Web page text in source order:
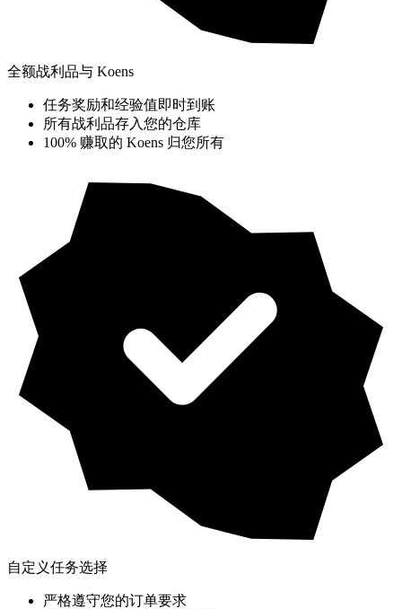
全额战利品与 Koens
任务奖励和经验值即时到账
所有战利品存入您的仓库
100% 赚取的 Koens 归您所有
自定义任务选择
严格遵守您的订单要求